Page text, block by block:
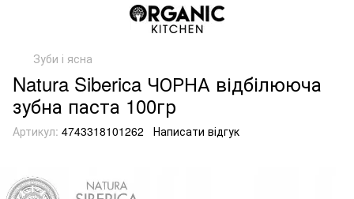
Зуби і ясна
Natura Siberica ЧОРНА відбілююча
зубна паста 100гр
Артикул: 4743318101262 Написати відгук